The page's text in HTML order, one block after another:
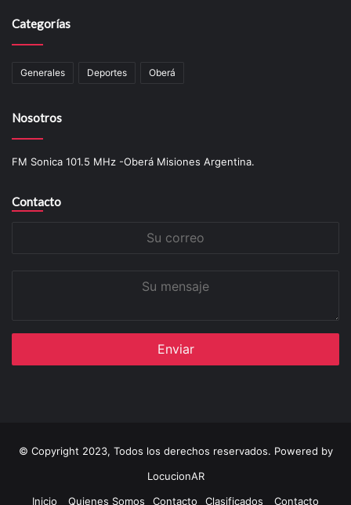
Categorías
Generales Deportes Oberá
Nosotros
FM Sonica 101.5 MHz -Oberá Misiones Argentina.
Contacto
© Copyright 2023, Todos los derechos reservados. Powered by
LocucionAR
Inicio
Quienes Somos Contacto Clasificados Contacto